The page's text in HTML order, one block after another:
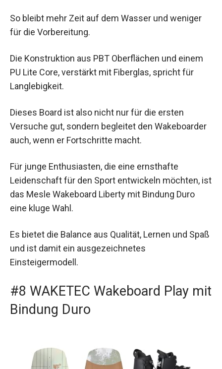
So bleibt mehr Zeit auf dem Wasser und weniger
für die Vorbereitung.
Die Konstruktion aus PBT Oberflächen und einem
PU Lite Core, verstärkt mit Fiberglas, spricht für
Langlebigkeit.
Dieses Board ist also nicht nur für die ersten
Versuche gut, sondern begleitet den Wakeboarder
auch, wenn er Fortschritte macht.
Für junge Enthusiasten, die eine ernsthafte
Leidenschaft für den Sport entwickeln möchten, ist
das Mesle Wakeboard Liberty mit Bindung Duro
eine kluge Wahl.
Es bietet die Balance aus Qualität, Lernen und Spaß
und ist damit ein ausgezeichnetes
Einsteigermodell.
#8 WAKETEC Wakeboard Play mit
Bindung Duro